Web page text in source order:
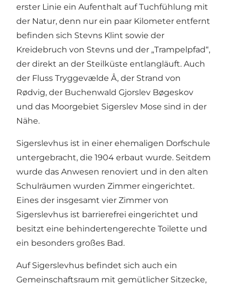
erster Linie ein Aufenthalt auf Tuchfühlung mit
der Natur, denn nur ein paar Kilometer entfernt
befinden sich Stevns Klint sowie der
Kreidebruch von Stevns und der „Trampelpfad“,
der direkt an der Steilküste entlangläuft. Auch
der Fluss Tryggevælde Å, der Strand von
Rødvig, der Buchenwald Gjorslev Bøgeskov
und das Moorgebiet Sigerslev Mose sind in der
Nähe.
Sigerslevhus ist in einer ehemaligen Dorfschule
untergebracht, die 1904 erbaut wurde. Seitdem
wurde das Anwesen renoviert und in den alten
Schulräumen wurden Zimmer eingerichtet.
Eines der insgesamt vier Zimmer von
Sigerslevhus ist barrierefrei eingerichtet und
besitzt eine behindertengerechte Toilette und
ein besonders großes Bad.
Auf Sigerslevhus befindet sich auch ein
Gemeinschaftsraum mit gemütlicher Sitzecke,